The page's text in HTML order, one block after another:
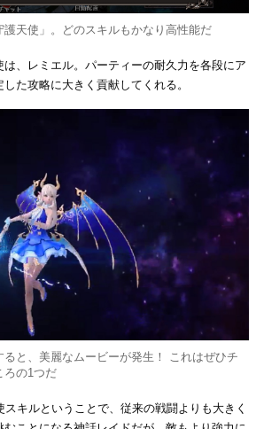
天使」。どのスキルもかなり高性能だ
、レミエル。パーティーの耐久力を各段にア
た攻略に大きく貢献してくれる。
と、美麗なムービーが発生！ これはぜひチ
ろの1つだ
キルということで、従来の戦闘よりも大きく